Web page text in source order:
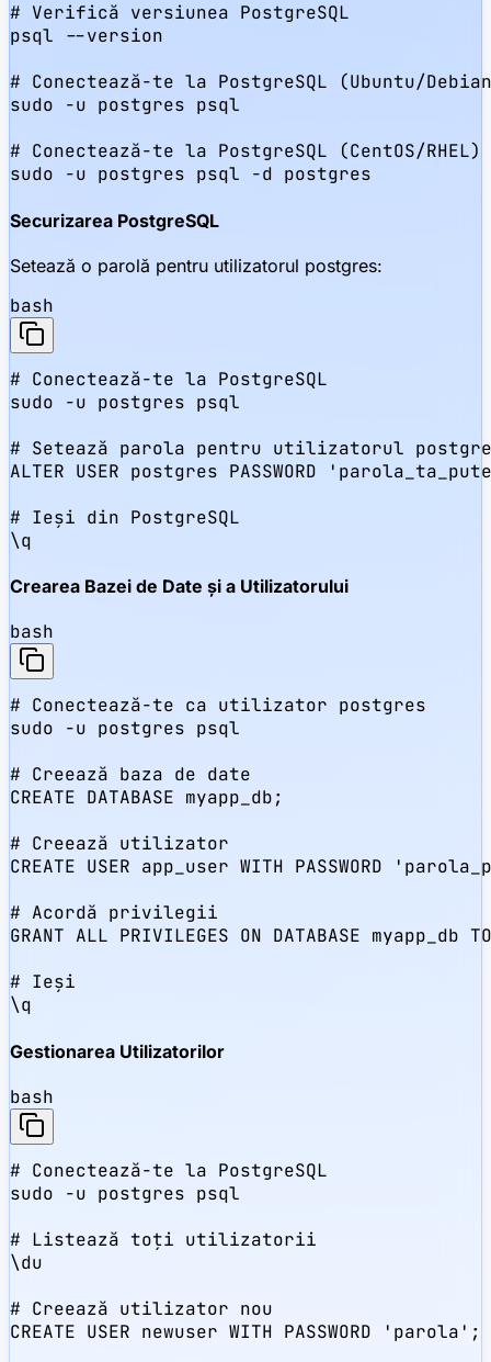
# Verifică versiunea PostgreSQL
psql --version
# Conectează-te la PostgreSQL (Ubuntu/
sudo -u postgres psql
# Conectează-te la PostgreSQL (CentOS/RHEL)
sudo -u postgres psql -d postgres
Securizarea PostgreSQL
Setează o parolă pentru utilizatorul postgres:
bash
# Conectează-te la PostgreSQL
sudo -u postgres psql
# Setează parola pentru utilizatorul
ALTER USER postgres PASSWORD
# Ieși din PostgreSQL
\q
Crearea Bazei de Date și a Utilizatorului
bash
# Conectează-te ca utilizator postgres
sudo -u postgres psql
# Creează baza de date
CREATE DATABASE myapp_db;
# Creează utilizator
CREATE USER app_user WITH PASSWORD
# Acordă privilegii
GRANT ALL PRIVILEGES ON DATABASE myapp_db
# Ieși
\q
Gestionarea Utilizatorilor
bash
# Conectează-te la PostgreSQL
sudo -u postgres psql
# Listează toți utilizatorii
\du
# Creează utilizator nou
CREATE USER newuser WITH PASSWORD 'parola';